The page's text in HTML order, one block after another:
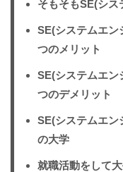
そもそもSE(シ
SE(システムエン
つのメリット
SE(システムエン
つのデメリット
SE(システムエン
の大学
就職活動をして